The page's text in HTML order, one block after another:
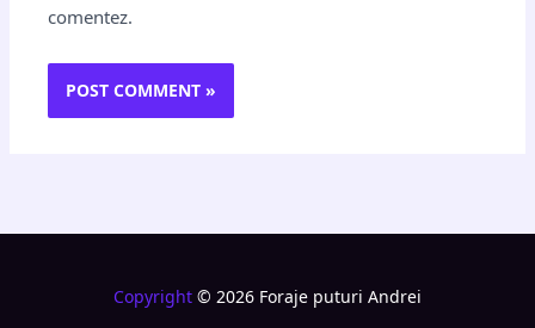
comentez.
Copyright © 2026 Foraje puturi Andrei